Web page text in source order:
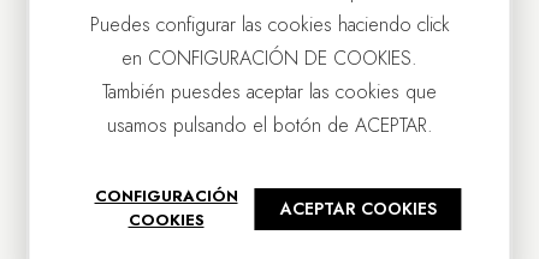
OUR COMPANY
CUSTOMER SERVICE
Puedes configurar las cookies haciendo click
en CONFIGURACIÓN DE COOKIES.
También puesdes aceptar las cookies que
usamos pulsando el botón de ACEPTAR.
CONFIGURACIÓN
COOKIES
ACEPTAR COOKIES